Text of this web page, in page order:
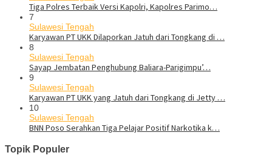
Tiga Polres Terbaik Versi Kapolri, Kapolres Parimo…
7
Sulawesi Tengah
Karyawan PT UKK Dilaporkan Jatuh dari Tongkang di …
8
Sulawesi Tengah
Sayap Jembatan Penghubung Baliara-Parigimpu’…
9
Sulawesi Tengah
Karyawan PT UKK yang Jatuh dari Tongkang di Jetty …
10
Sulawesi Tengah
BNN Poso Serahkan Tiga Pelajar Positif Narkotika k…
Topik Populer